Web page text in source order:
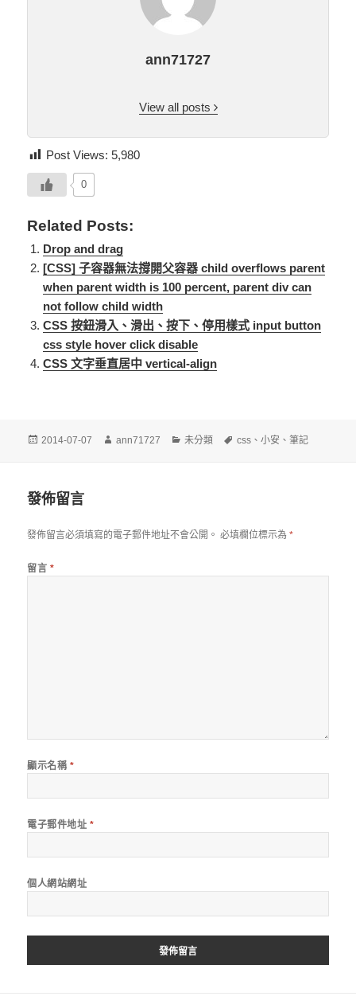
ann71727
View all posts
Post Views: 5,980
0
Related Posts:
Drop and drag
[CSS] 子容器無法撐開父容器 child overflows parent
when parent width is 100 percent, parent div can
not follow child width
CSS 按鈕滑入、滑出、按下、停用樣式 input button
css style hover click disable
CSS 文字垂直居中 vertical-align
發
2014-07-07
作
ann71727
分
未分類
標
css 、小安 、筆記
發佈留言
發佈留言必須填寫的電子郵件地址不會公開。 必填欄位標示為*
留言 *
顯示名稱 *
電子郵件地址 *
個人網站網址